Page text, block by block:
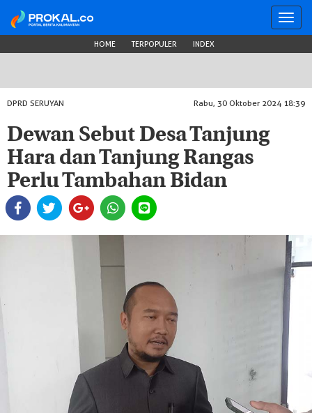
HOME TERPOPULER INDEX
DPRD SERUYAN Rabu, 30 Oktober 2024 18:39
Dewan Sebut Desa Tanjung
Hara dan Tanjung Rangas
Perlu Tambahan Bidan